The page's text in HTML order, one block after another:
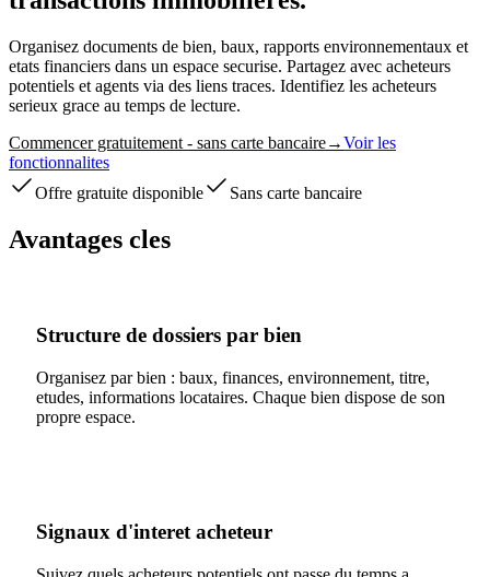
Organisez documents de bien, baux, rapports environnementaux et
etats financiers dans un espace securise. Partagez avec acheteurs
potentiels et agents via des liens traces. Identifiez les acheteurs
serieux grace au temps de lecture.
Commencer gratuitement - sans carte bancaire→Voir les
fonctionnalites
Offre gratuite disponible
Sans carte bancaire
Avantages cles
Structure de dossiers par bien
Organisez par bien : baux, finances, environnement, titre,
etudes, informations locataires. Chaque bien dispose de son
propre espace.
Signaux d'interet acheteur